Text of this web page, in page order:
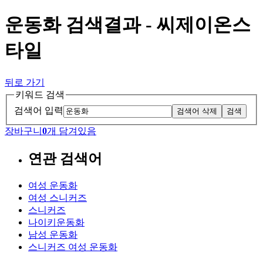
운동화 검색결과 - 씨제이온스
타일
뒤로 가기
키워드 검색
검색어 입력
검색어 삭제 검색
장바구니 0개 담겨있음
연관 검색어
여성 운동화
여성 스니커즈
스니커즈
나이키운동화
남성 운동화
스니커즈 여성 운동화